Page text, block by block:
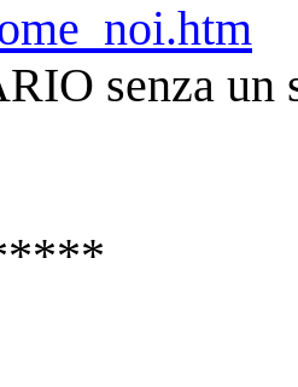
senza un